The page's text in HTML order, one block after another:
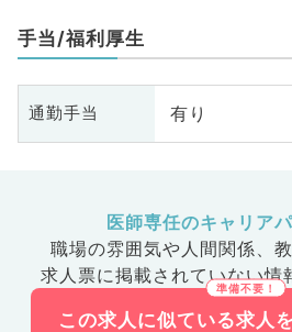
手当/福利厚生
通勤手当 有り
医師専任のキャリア
職場の雰囲気や人間関係、
求人票に掲載されていない情
この求人に似ている求人